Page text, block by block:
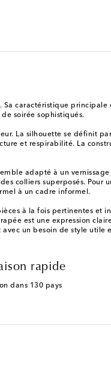
caractéristique
soirée sophistiqués.
La silhouette se définit
et respirabilité. La
adapté à un
superposés. Pour
à un cadre informel.
à la fois pertinentes et
est une expression
un besoin de style utile
rapide
dans 130 pays